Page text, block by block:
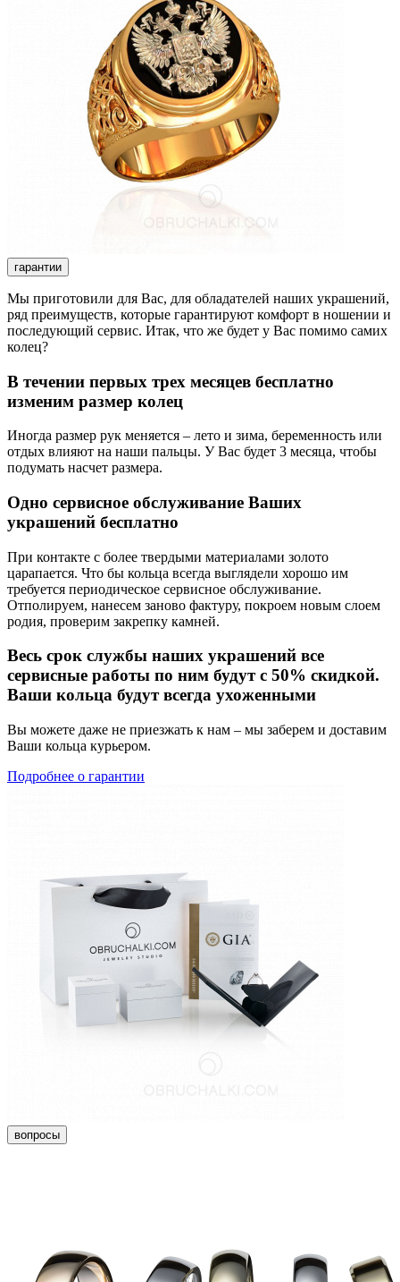
гарантии
Мы приготовили для Вас, для обладателей наших украшений,
ряд преимуществ, которые гарантируют комфорт в ношении и
последующий сервис. Итак, что же будет у Вас помимо самих
колец?
В течении первых трех месяцев бесплатно
изменим размер колец
Иногда размер рук меняется – лето и зима, беременность или
отдых влияют на наши пальцы. У Вас будет 3 месяца, чтобы
подумать насчет размера.
Одно сервисное обслуживание Ваших
украшений бесплатно
При контакте с более твердыми материалами золото
царапается. Что бы кольца всегда выглядели хорошо им
требуется периодическое сервисное обслуживание.
Отполируем, нанесем заново фактуру, покроем новым слоем
родия, проверим закрепку камней.
Весь срок службы наших украшений все
сервисные работы по ним будут с 50% скидкой.
Ваши кольца будут всегда ухоженными
Вы можете даже не приезжать к нам – мы заберем и доставим
Ваши кольца курьером.
Подробнее о гарантии
вопросы